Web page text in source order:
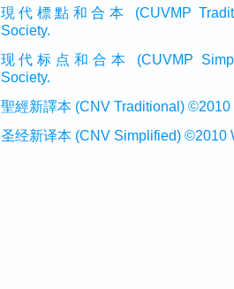
現代標點和合本 (CUVMP
Society.
现代标点和合本 (CUVMP
Society.
聖經新譯本 (CNV Traditional)
圣经新译本 (CNV Simplified) ©2010